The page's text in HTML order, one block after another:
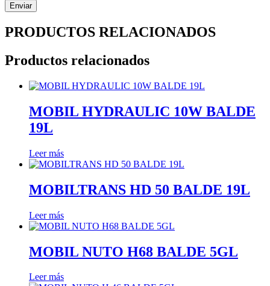
PRODUCTOS RELACIONADOS
Productos relacionados
MOBIL HYDRAULIC 10W BALDE
19L
Leer más
MOBILTRANS HD 50 BALDE 19L
Leer más
MOBIL NUTO H68 BALDE 5GL
Leer más